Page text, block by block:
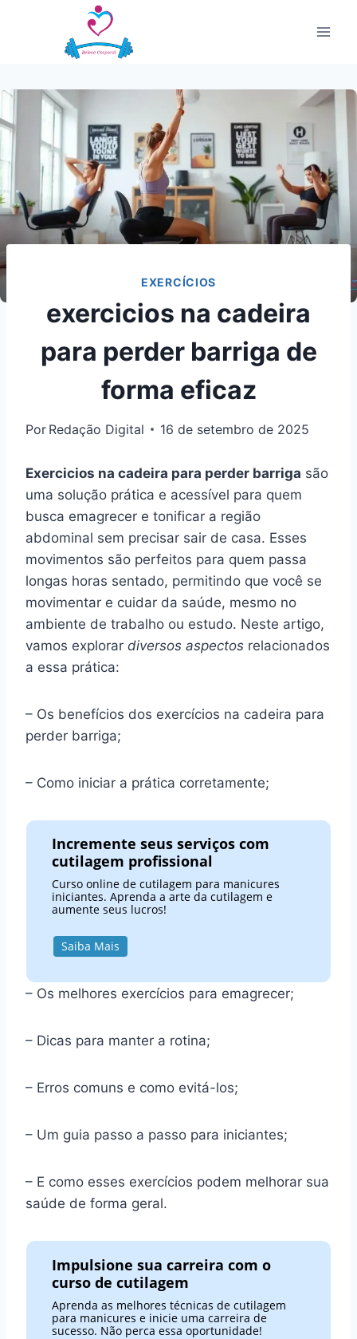
EXERCÍCIOS
exercicios na cadeira
para perder barriga de
forma eficaz
Por Redação Digital 16 de setembro de 2025
Exercicios na cadeira para perder barriga são
uma solução prática e acessível para quem
busca emagrecer e tonificar a região
abdominal sem precisar sair de casa. Esses
movimentos são perfeitos para quem passa
longas horas sentado, permitindo que você se
movimentar e cuidar da saúde, mesmo no
ambiente de trabalho ou estudo. Neste artigo,
vamos explorar diversos aspectos relacionados
a essa prática:
– Os benefícios dos exercícios na cadeira para
perder barriga;
– Como iniciar a prática corretamente;
Incremente seus serviços com
cutilagem profissional
Curso online de cutilagem para manicures
iniciantes. Aprenda a arte da cutilagem e
aumente seus lucros!
Saiba Mais
– Os melhores exercícios para emagrecer;
– Dicas para manter a rotina;
– Erros comuns e como evitá-los;
– Um guia passo a passo para iniciantes;
– E como esses exercícios podem melhorar sua
saúde de forma geral.
Impulsione sua carreira com o
curso de cutilagem
Aprenda as melhores técnicas de cutilagem
para manicures e inicie uma carreira de
sucesso. Não perca essa oportunidade!